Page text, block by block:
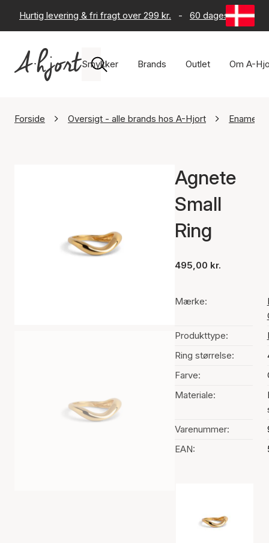
Hurtig levering & fri fragt over 299 kr. - 60 dages returret
Smykker Brands Outlet Om A-
Forside Oversigt - alle brands hos A-Hjort Enamel
Agnete
Small
Ring
495,00 kr.
Mærke:
Produkttype:
Ring størrelse:
Farve:
Materiale:
Varenummer:
EAN: